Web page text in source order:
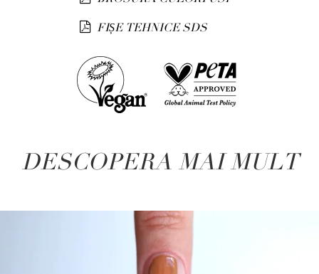
FIȘE TEHNICE SDS
DESCOPERA MAI MULT